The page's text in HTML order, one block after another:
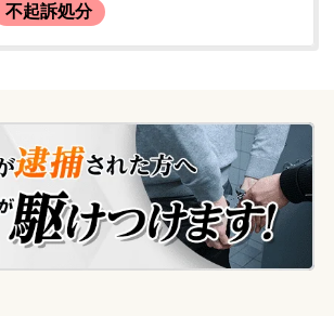
れたものの、後日再び呼び出しを受
人が来所され、ご依頼に至りました。な
捜査の過程で、その前年にも別の女性
してわいせつ行為をしていた余罪が発
ました。
不起訴処分